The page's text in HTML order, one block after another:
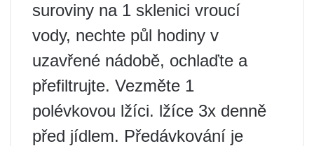
suroviny na 1 sklenici vroucí
vody, nechte půl hodiny v
uzavřené nádobě, ochlaďte a
přefiltrujte. Vezměte 1
polévkovou lžíci. lžíce 3x denně
před jídlem. Předávkování je